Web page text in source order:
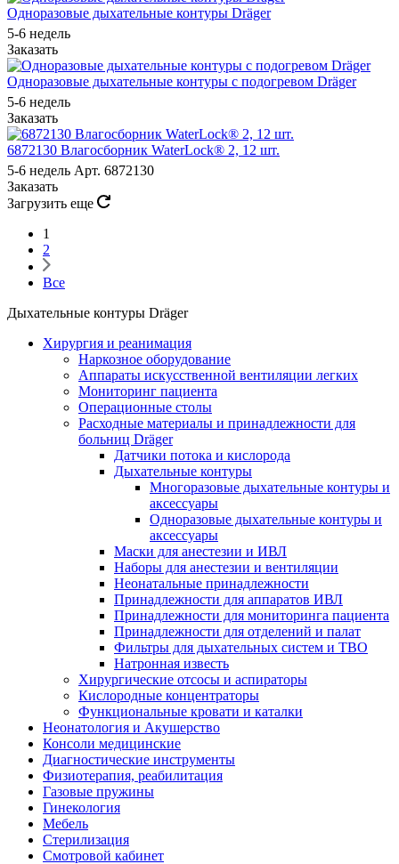
Одноразовые дыхательные контуры Dräger
5-6 недель
Заказать
Одноразовые дыхательные контуры с подогревом Dräger
5-6 недель
Заказать
6872130 Влагосборник WaterLock® 2, 12 шт.
5-6 недель Арт. 6872130
Заказать
Загрузить еще
1
2
Все
Дыхательные контуры Dräger
Хирургия и реанимация
Наркозное оборудование
Аппараты искусственной вентиляции легких
Мониторинг пациента
Операционные столы
Расходные материалы и принадлежности для
больниц Dräger
Датчики потока и кислорода
Дыхательные контуры
Многоразовые дыхательные контуры и
аксессуары
Одноразовые дыхательные контуры и
аксессуары
Маски для анестезии и ИВЛ
Наборы для анестезии и вентиляции
Неонатальные принадлежности
Принадлежности для аппаратов ИВЛ
Принадлежности для мониторинга пациента
Принадлежности для отделений и палат
Фильтры для дыхательных систем и ТВО
Натронная известь
Хирургические отсосы и аспираторы
Кислородные концентраторы
Функциональные кровати и каталки
Неонатология и Акушерство
Консоли медицинские
Диагностические инструменты
Физиотерапия, реабилитация
Газовые пружины
Гинекология
Мебель
Стерилизация
Смотровой кабинет